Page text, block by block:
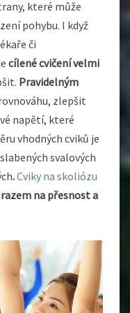
které může
pohybu. I když
či
cílené cvičení velmi
Pravidelným
zlepšit
napětí, které
vhodných cviků je
svalových
.Cviky na skoliózu
na přesnost a